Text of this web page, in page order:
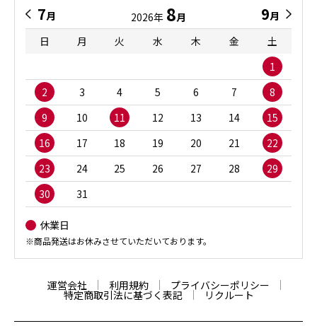
7月 2026年 8月 9月
日
月 火 水 木 金
土
1
2
3 4 5 6 7
8
9
10 11 12 13 14
15
16
17 18 19 20 21
22
23
24 25 26 27 28
29
30
31
休業日
※商品発送はお休みさせていただいております。
運営会社 利用規約 プライバシーポリシー
特定商取引法に基づく表記 リクルート